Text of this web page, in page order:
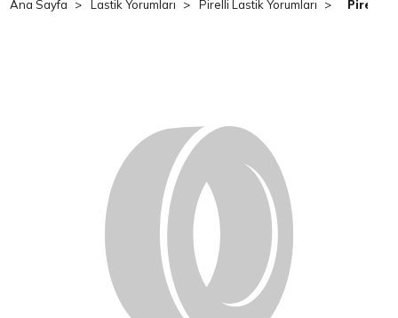
Ana Sayfa Lastik Yorumları Pirelli Lastik Yorumları Pirelli